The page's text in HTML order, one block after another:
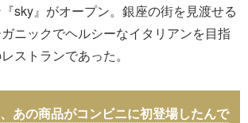
sky』がオープン。銀座の街を見渡せる
ニックでヘルシーなイタリアンを目指
ストランであった。
あの商品がコンビニに初登場したんで